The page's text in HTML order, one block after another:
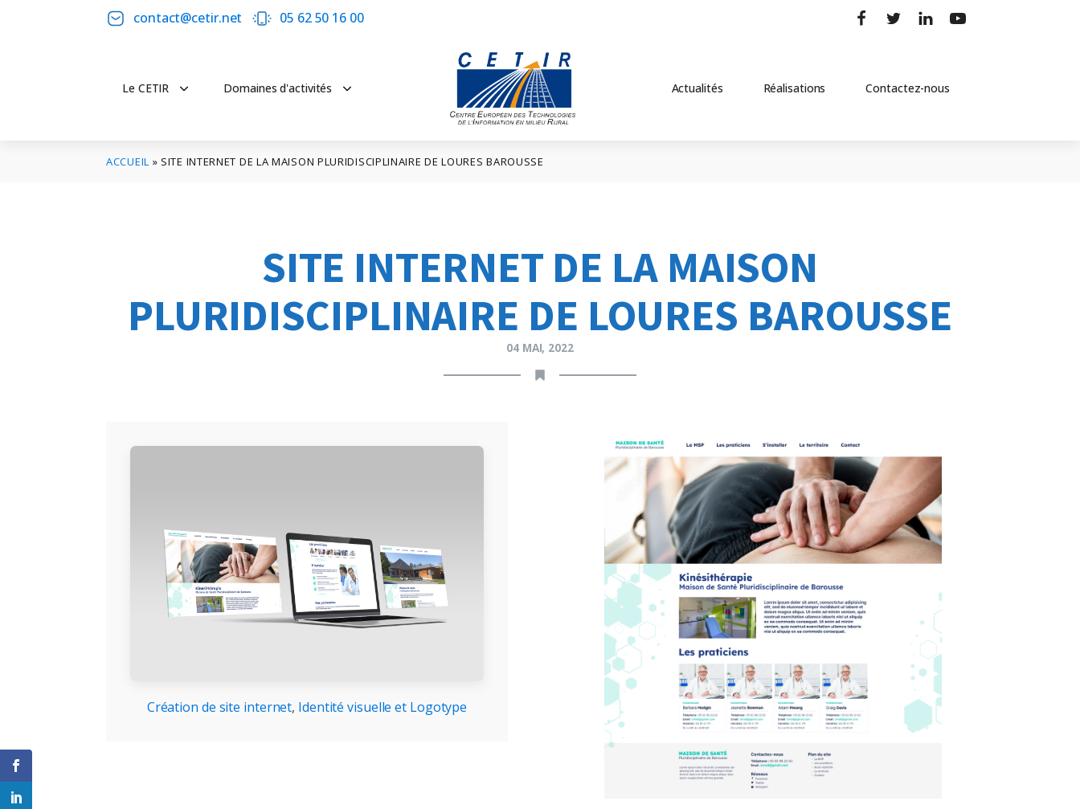
contact@cetir.net 05 62 50 16 00
Le CETIR Domaines d'activités Actualités Réalisations Contactez-nous
ACCUEIL » SITE INTERNET DE LA MAISON PLURIDISCIPLINAIRE DE LOURES BAROUSSE
SITE INTERNET DE LA MAISON
PLURIDISCIPLINAIRE DE LOURES BAROUSSE
04 MAI, 2022
Création de site internet, Identité visuelle et Logotype